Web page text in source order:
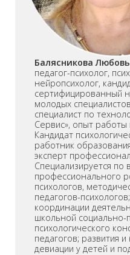
Балясникова
педагог-психолог,
нейропсихолог,
сертифицированный
молодых
специалист по
Сервис», опыт работы
Кандидат
работник
эксперт
Специализируется по
профессионального
психологов,
педагогов-
координации
школьной социально-
психологического
педагогов; развития
девиации у детей и